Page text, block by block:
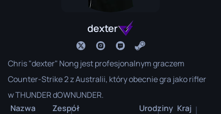
dexter
Chris "dexter" Nong jest profesjonalnym graczem
Counter-Strike 2 z Australii, który obecnie gra jako rifler
w THUNDER dOWNUNDER.
Nazwa
Zespół
Urodziny Kraj